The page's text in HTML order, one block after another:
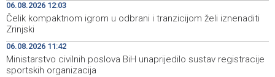
16:05
Obilježavanje 31. obljetnice VRO 'Maestral' i oslobođenja
Jajca uz pokroviteljstvo HNS-a BiH
16:04
Vozač podlegao ozljedama nakon sudara kod
Tomislavgrada
06.08.2026 12:03
Čelik kompaktnom igrom u odbrani i tranzicijom želi iznenaditi
Zrinjski
06.08.2026 11:42
Ministarstvo civilnih poslova BiH unaprijedilo sustav registracije
sportskih organizacija